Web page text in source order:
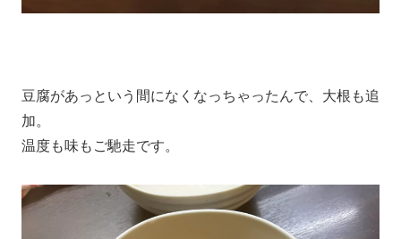
豆腐があっという間になくなっちゃったんで、大根も追
加。
温度も味もご馳走です。